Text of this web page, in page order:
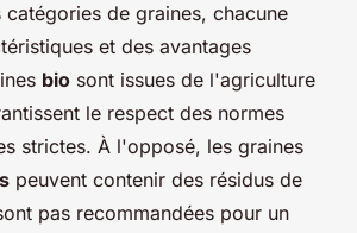
catégories de graines, chacune
et des avantages
bio sont issues de l'agriculture
le respect des normes
strictes. À l'opposé, les graines
peuvent contenir des résidus de
pas recommandées pour un